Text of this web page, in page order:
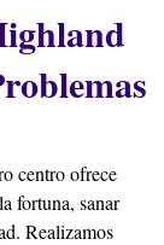
centro ofrece
fortuna, sanar
Realizamos